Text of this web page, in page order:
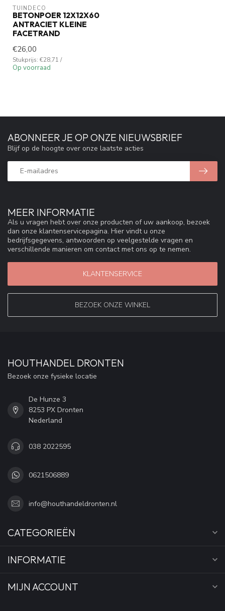
TUINDECO
BETONPOER 12X12X60
ANTRACIET KLEINE
FACETRAND
€26,00
Stukprijs: €28,71 /
Op voorraad
MEER INFORMATIE
Als u vragen hebt over onze producten of uw aankoop, bezoek
dan onze klantenservicepagina. Hier vindt u onze
bedrijfsgegevens, antwoorden op veelgestelde vragen en
verschillende manieren om contact met ons op te nemen.
KLANTENSERVICE
BEZOEK ONZE WINKEL
ABONNEER JE OP ONZE NIEUWSBRIEF
Blijf op de hoogte over onze laatste acties
HOUTHANDEL DRONTEN
Bezoek onze fysieke locatie
De Hunze 3
8253 PX Dronten
Nederland
038 2022595
0621506889
info@houthandeldronten.nl
CATEGORIEËN
INFORMATIE
MIJN ACCOUNT